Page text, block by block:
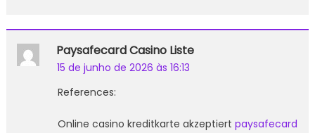
Paysafecard Casino Liste
15 de junho de 2026 às 16:13
References:
Online casino kreditkarte akzeptiert paysafecard